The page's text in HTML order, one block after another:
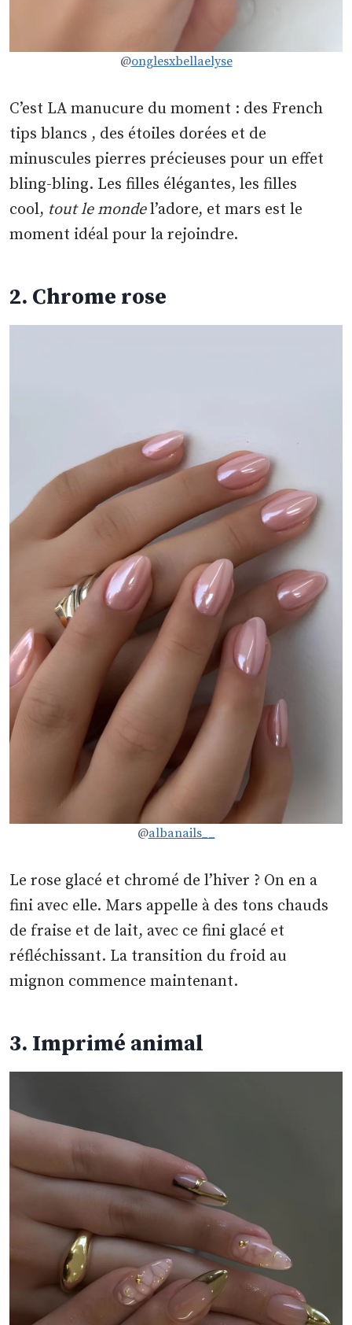
@onglesxbellaelyse
C’est LA manucure du moment : des French
tips blancs , des étoiles dorées et de
minuscules pierres précieuses pour un effet
bling-bling. Les filles élégantes, les filles
cool, tout le mondel’adore, et mars est le
moment idéal pour la rejoindre.
2. Chrome rose
@albanails__
Le rose glacé et chromé de l’hiver ? On en a
fini avec elle. Mars appelle à des tons chauds
de fraise et de lait, avec ce fini glacé et
réfléchissant. La transition du froid au
mignon commence maintenant.
3. Imprimé animal